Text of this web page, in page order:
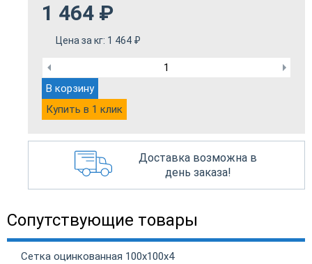
1 464 ₽
Цена за кг: 1 464 ₽
В корзину
Купить в 1 клик
Доставка возможна в
день заказа!
Сопутствующие товары
Сетка оцинкованная 100х100х4